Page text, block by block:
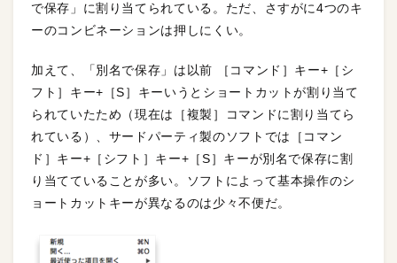
で保存」に割り当てられている。ただ、さすがに4つのキ
ーのコンビネーションは押しにくい。
加えて、「別名で保存」は以前 ［コマンド］キー+［シ
フト］キー+［S］キーいうとショートカットが割り当て
られていたため（現在は［複製］コマンドに割り当てら
れている）、サードパーティ製のソフトでは［コマン
ド］キー+［シフト］キー+［S］キーが別名で保存に割
り当てていることが多い。ソフトによって基本操作のシ
ョートカットキーが異なるのは少々不便だ。